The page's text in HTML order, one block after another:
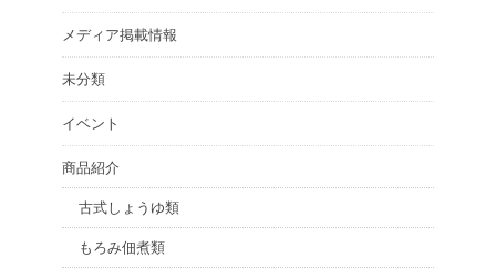
メディア掲載情報
未分類
イベント
商品紹介
古式しょうゆ類
もろみ佃煮類